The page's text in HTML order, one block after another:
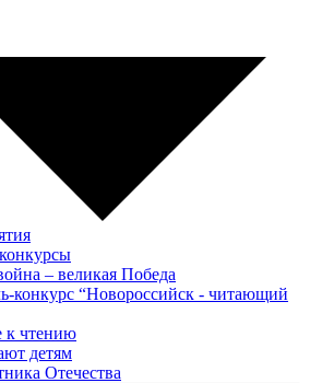
– великая Победа
конкурс “Новороссийск - читающий
к чтению
детям
Отечества